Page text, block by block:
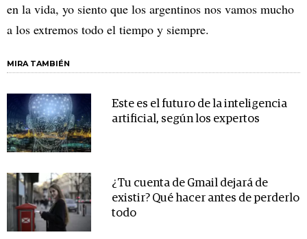
en la vida, yo siento que los argentinos nos vamos mucho
a los extremos todo el tiempo y siempre.
MIRA TAMBIÉN
Este es el futuro de la inteligencia
artificial, según los expertos
¿Tu cuenta de Gmail dejará de
existir? Qué hacer antes de perderlo
todo